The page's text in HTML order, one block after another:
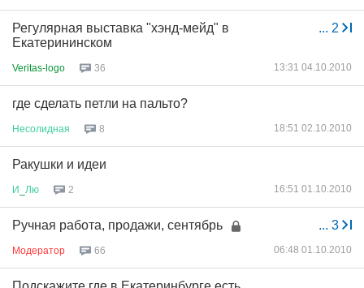
... 2
Регулярная выставка "хэнд-мейд" в
Екатерининском
Veritas-logo 36 13:31 04.10.2010
где сделать петли на пальто?
Несолидная 8 18:51 02.10.2010
Ракушки и идеи
И Лю 2 16:51 01.10.2010
... 3
Ручная работа, продажи, сентябрь
Модератор 66 06:48 01.10.2010